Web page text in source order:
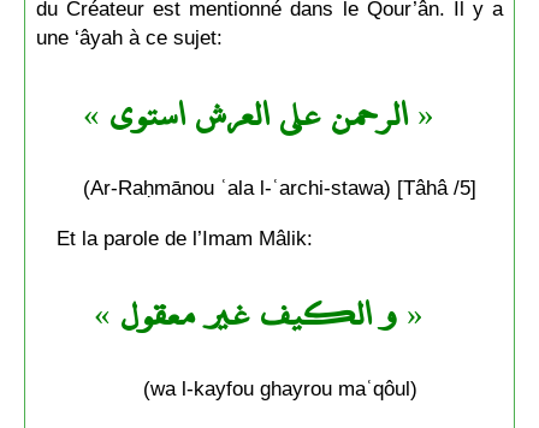
du Créateur est mentionné dans le Qour’ân. Il y a
une ‘âyah à ce sujet:
«الرحمن على العرش استوى»
(Ar-Raḥmānou ʿala l-ʿarchi-stawa) [Tâhâ /5]
Et la parole de l’Imam Mâlik:
«و الكيف غير معقول»
(wa l-kayfou ghayrou maʿqôul)